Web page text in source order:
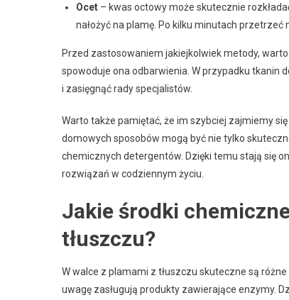
Ocet – kwas octowy może skutecznie
nałożyć na plamę. Po kilku minutach przetrzeć
Przed zastosowaniem jakiejkolwiek metody,
spowoduje ona odbarwienia. W przypadku tkanin
i zasięgnąć rady specjalistów.
Warto także pamiętać, że im szybciej zajmiemy
domowych sposobów mogą być nie tylko
chemicznych detergentów. Dzięki temu stają się
rozwiązań w codziennym życiu.
Jakie środki
tłuszczu?
W walce z plamami z tłuszczu skuteczne są
uwagę zasługują produkty zawierające enzymy.